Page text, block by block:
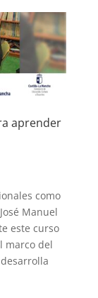
aprender
como
Manuel
este curso
marco del